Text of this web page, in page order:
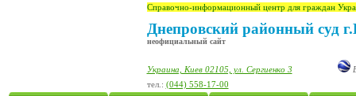
Справочно-информационный центр для граждан
Днепровский районный суд
неофициальный сайт
Украина, Киев 02105, ул. Сергиенко 3
тел.: (044) 558-17-00